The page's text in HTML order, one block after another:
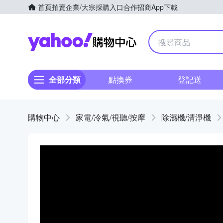
首頁拍賣企業/大宗採購入口合作招商App下載
Yahoo購物中心
全部分類 點換券 登記送
購物中心 家電/冷氣/視聽/按摩 除濕機/清淨機